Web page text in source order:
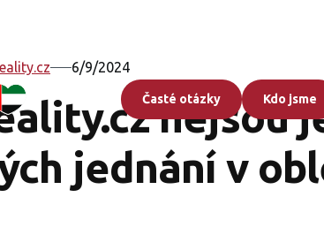
Časté otázky Kdo jsme
6/9/2024
nejsou
jednání v